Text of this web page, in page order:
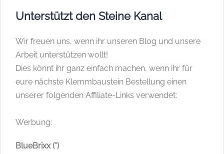
Unterstützt den Steine Kanal
Wir freuen uns, wenn ihr unseren Blog und unsere
Arbeit unterstützen wollt!
Dies könnt ihr ganz einfach machen, wenn ihr für
eure nächste Klemmbaustein Bestellung einen
unserer folgenden Affiliate-Links verwendet:
Werbung:
BlueBrixx (*)